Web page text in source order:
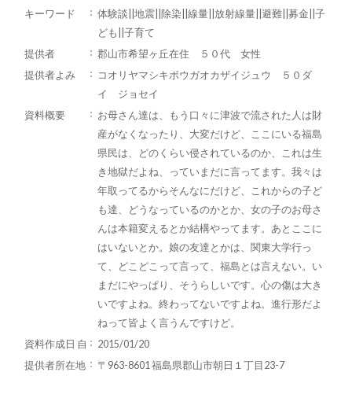
キーワード
体験談||地震||除染||線量||放射線量||避難||募金||子
ども||子育て
提供者
郡山市希望ヶ丘在住 ５０代 女性
提供者よみ
コオリヤマシキボウガオカザイジュウ ５０ダ
イ ジョセイ
資料概要
お母さん達は、もう口々に津波で流された人は財
産がなくなったり、大変だけど、ここにいる福島
県民は、どのくらい侵されているのか、これは生
き地獄だよね、っていまだに言ってます。我々は
年取ってるからそんなにだけど、これからの子ど
も達、どうなっているのかとか、女の子のお母さ
んは本籍変えるとか結構やってます。あとここに
はいないとか。娘の友達とかは、関東大学行っ
て、どこどこって言って、福島とは言えない。い
まだにやっぱり、そうらしいです。心の傷は大き
いですよね。終わってないですよね。進行形だよ
ねって皆よく言うんですけど。
資料作成日 自
2015/01/20
提供者所在地
〒963-8601 福島県郡山市朝日１丁目23-7